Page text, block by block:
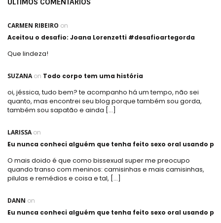
CARMEN RIBEIRO on
Aceitou o desafio: Joana Lorenzetti #desafioartegorda
Que lindeza!
SUZANAon Todo corpo tem uma história
oi, jéssica, tudo bem? te acompanho há um tempo, não sei
quanto, mas encontrei seu blog porque também sou gorda,
também sou sapatão e ainda […]
LARISSAon
Eu nunca conheci alguém que tenha feito sexo oral usando
O mais doido é que como bissexual super me preocupo
quando transo com meninos: camisinhas e mais camisinhas,
pilulas e remédios e coisa e tal, […]
DANN on
Eu nunca conheci alguém que tenha feito sexo oral usando